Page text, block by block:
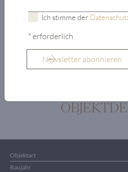
Schlafzimmer
mit Garderobe
Badezimmer mit
Objektart
Baujahr
Ich stimme der
* erforderlich